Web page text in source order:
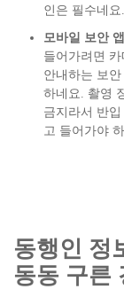
인은 필수네요.
모바일 보안
들어가려면
안내하는 보
하네요. 촬영
금지라서 반
고 들어가야
동행인 정
동동 구른